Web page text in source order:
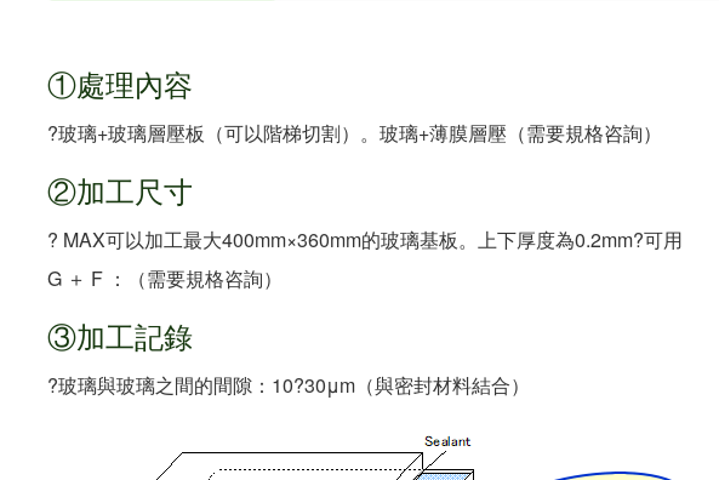
①處理內容
?玻璃+玻璃層壓板（可以階梯切割）。 玻璃+薄膜層壓（需要規格咨詢）
②加工尺寸
? MAX可以加工最大400mm×360mm的玻璃基板。上下厚度為0.2mm?可用
G ＋ F ：（需要規格咨詢）
③加工記錄
?玻璃與玻璃之間的間隙：10?30μm（與密封材料結合）